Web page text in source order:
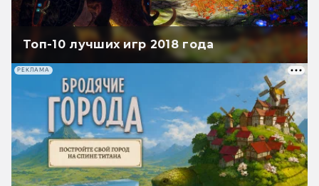
Топ-10 лучших игр 2018 года
РЕКЛАМА